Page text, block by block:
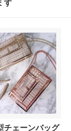
す
チェーンバッグ